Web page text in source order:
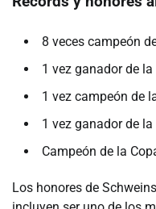
8 veces campeón
1 vez ganador de
1 vez campeón de
1 vez ganador de
Campeón de la
Los honores de